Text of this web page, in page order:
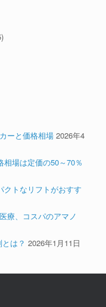
ーと価格相場 2026年4
相場は定価の50～70％
クトなリフトがおすす
療、コスパのアマノ
は？ 2026年1月11日